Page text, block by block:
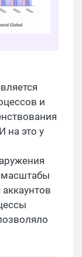
и
на это у
масштабы